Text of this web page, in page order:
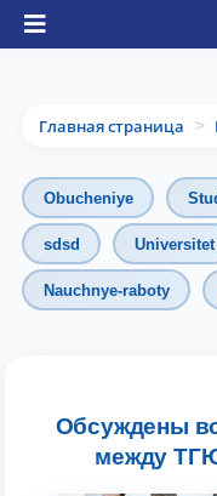
Главная страница >
Obucheniye
sdsd Universitet
Nauchnye-raboty
Обсуждены
между
Чат приёмной
Онлайн
Оставляйте здесь